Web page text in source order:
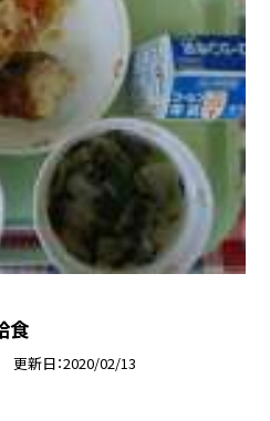
食
更新日 2020/02/13